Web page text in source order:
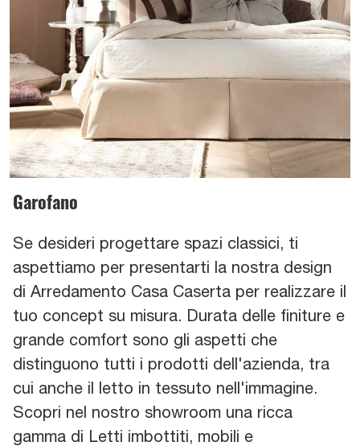
Garofano
Se desideri progettare spazi classici, ti
aspettiamo per presentarti la nostra design
di Arredamento Casa Caserta per realizzare il
tuo concept su misura. Durata delle finiture e
grande comfort sono gli aspetti che
distinguono tutti i prodotti dell'azienda, tra
cui anche il letto in tessuto nell'immagine.
Scopri nel nostro showroom una ricca
gamma di Letti imbottiti, mobili e